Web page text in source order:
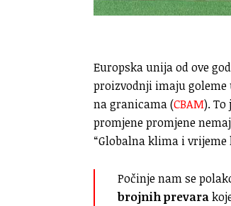
Europska unija od ove
proizvodnji imaju
na granicama (CBAM).
promjene promjene
“Globalna klima i
Počinje nam se
brojnih prevara